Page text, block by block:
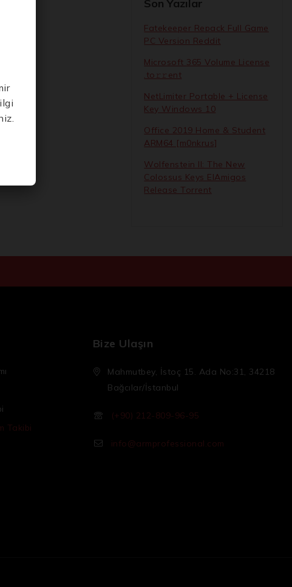
Son Yazılar
Fatekeeper Repack Full Game
PC Version Reddit
Microsoft 365 Volume License
.tо𝚛𝚛еnt
NetLimiter Portable + License
Key Windows 10
Office 2019 Home & Student
ARM64 [m0nkrus]
Wolfenstein II: The New
Colossus Keys ElAmigos
Release Torrent
Takibi
Bize Ulaşın
Mahmutbey, İstoç 15. Ada No:31, 34218
Bağcılar/İstanbul
(+90) 212-809-96-95
info@armprofessional.com